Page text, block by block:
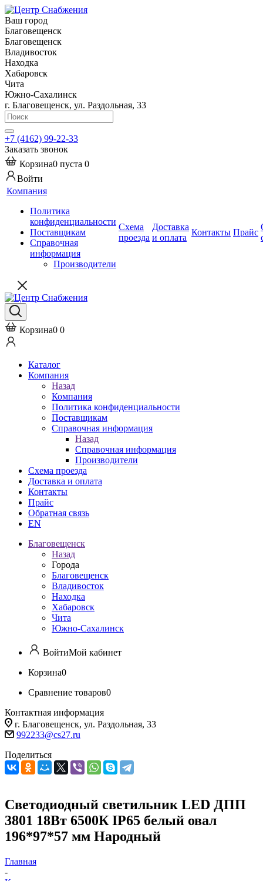
Ваш город
Благовещенск
Благовещенск
Владивосток
Находка
Хабаровск
Чита
Южно-Сахалинск
г. Благовещенск, ул. Раздольная, 33
+7 (4162) 99-22-33
Заказать звонок
Корзина0 пуста 0
Войти
Компания
Политика
конфиденциальности
Поставщикам
Справочная
информация
Производители
Схема
проезда
Доставка
и оплата
Контакты Прайс
Корзина0 0
Каталог
Компания
Назад
Компания
Политика конфиденциальности
Поставщикам
Справочная информация
Назад
Справочная информация
Производители
Схема проезда
Доставка и оплата
Контакты
Прайс
Обратная связь
EN
Благовещенск
Назад
Города
Благовещенск
Владивосток
Находка
Хабаровск
Чита
Южно-Сахалинск
ВойтиМой кабинет
Корзина0
Сравнение товаров0
Контактная информация
г. Благовещенск, ул. Раздольная, 33
992233@cs27.ru
Поделиться
Светодиодный светильник LED ДПП
3801 18Вт 6500К IP65 белый овал
196*97*57 мм Народный
Главная
-